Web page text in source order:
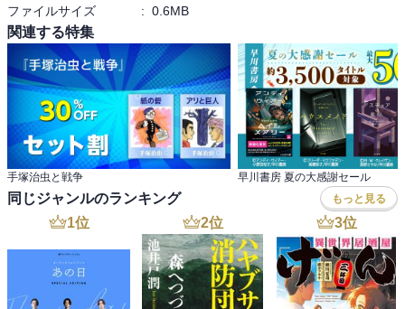
ファイルサイズ
: 0.6MB
関連する特集
手塚治虫と戦争 早川書房 夏の大感謝セール
同じジャンルのランキング もっと見る
1位 2位 3位